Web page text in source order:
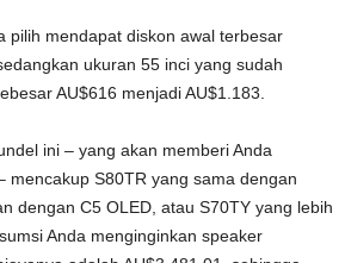
pilih mendapat diskon awal terbesar
ukuran 55 inci yang sudah
AU$616 menjadi AU$1.183.
ini – yang akan memberi Anda
mencakup S80TR yang sama dengan
dengan C5 OLED, atau S70TY yang lebih
Anda menginginkan speaker